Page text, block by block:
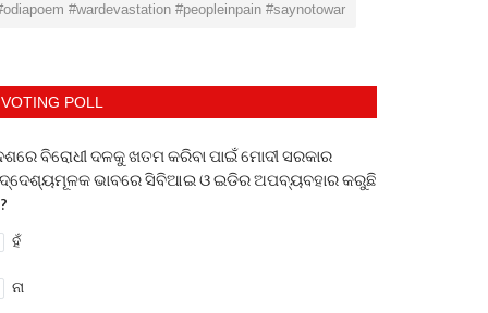
#wardevastation #peopleinpain #saynotowar
VOTING POLL
ବିରୋଧୀ ଦଳକୁ ଖତମ କରିବା ପାଇଁ ମୋଦୀ ସରକାର
ଭାବରେ ସିବିଆଇ ଓ ଇଡିର ଅପବ୍ୟବହାର କରୁଛି
ହଁ
ନା